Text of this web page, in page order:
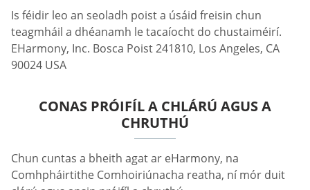
Is féidir leo an seoladh poist a úsáid freisin chun
teagmháil a dhéanamh le tacaíocht do chustaiméirí.
EHarmony, Inc. Bosca Poist 241810, Los Angeles, CA
90024 USA
CONAS PRÓIFÍL A CHLÁRÚ AGUS A
CHRUTHÚ
Chun cuntas a bheith agat ar eHarmony, na
Comhpháirtithe Comhoiriúnacha reatha, ní mór duit